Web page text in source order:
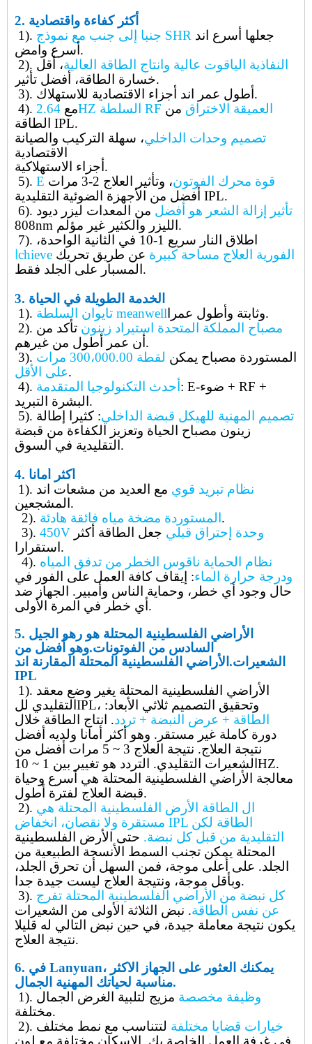
2. أكثر كفاءة واقتصادية
1).
جنبا إلى جنب مع نموذج SHR
أسرع وامض.
2).
النفاذية الياقوت عالية وانتاج الطاقة العالية، أقل
خسارة الطاقة، أفضل تأثير.
3).
أطول عمر اند أجزاء الاقتصادية للاستهلاك.
4).
مع 2.64HZ السلطة RF العميقة الاختراق من
الطاقة IPL.
تصميم وحدات الداخلي، سهلة التركيب والصيانة
أجزاء الاستهلاكية.
5).
E قوة محرك الفوتون
، وتأثير العلاج 2-3 مرات
أفضل من الأجهزة الضوئية التقليدية IPL.
6).
تأثير إزالة الشعر هو أفضل من المعدات ليزر ديود
808nm الليزر والكثير غير مؤلم.
7).
اطلاق النار سريع 1-10 في الثانية الواحدة،
ا
chieve الفورية العلاج مساحة كبيرة عن طريق تحريك
المسبار على الجلد فقط.
3. الخدمة الطويلة في الحياة
1).
تايوان السلطة meanwell
وثابتة وأطول عمرا.
2).
مصباح المملكة المتحدة استيراد زينون تأكد من
أن عمر أطول من غيرهم.
3).
المستوردة مصباح يمكن
لقطة 300،000.00 مرات
على الأقل.
4). أحدث التكنولوجيا المتقدمة: E-ضوء + RF +
البشرة التبريد.
5).
تصميم المهنية للهيكل قبضة الداخلي: كثيرا إطالة
زينون مصباح الحياة وتعزيز الكفاءة من قبضة
التقليدية في السوق.
4. أكثر أمانا
1).
نظام تبريد قوي مع العديد من مشعات اند
المشجعين.
2). المستوردة مضخة مياه فائقة هادئة.
3).
450V وحدة إحتراق قبلي جعل الطاقة أكثر
استقرارا.
4). نظام الحماية ناقوس الخطر من تدفق المياه
ودرجة حرارة الماء: إيقاف كافة العمل على الفور في
حال وجود أي خطر، وحماية الناس وأمبير. الجهاز ضد
أي خطر في المرة الأولى.
5.
الأراضي الفلسطينية المحتلة هو ر هو الجيل
السادس من الفوتونات.وهو أفضل من
الشعيرات. الأراضي الفلسطينية المحتلة المقارنة اند
IPL
1). الأراضي الفلسطينية المحتلة يغير وضع معقد
التقليدي للIPL، وتحقيق التصميم ثلاثي الأبعاد:
الطاقة + عرض النبضة + تردد. انتاج الطاقة خلال
دورة كاملة غير مستقر. وهو أكثر أمانا ولديه أفضل
نتيجة العلاج. نتيجة العلاج 3 ~ 5 مرات أفضل من
الشعيرات التقليدي. التردد هو تغيير بين 1 ~ 10HZ.
معالجة الأراضي الفلسطينية المحتلة هي أسرع وحياة
قبضة العلاج لفترة أطول.
2).
ال الطاقة الأرض الفلسطينية المحتلة هي
مستقرة ولا نقصان، انخفاض IPL الطاقة لكن
التقليدية من قبل كل نبضة. حتى الأرض الفلسطينية
المحتلة يمكن تجنب السمط الأنسجة الطبيعية من
الجلد. على أعلى موجة، فمن السهل أن تحرق الجلد،
وبأقل موجة، ونتيجة العلاج ليست جيدة جدا.
3). كل نبضة من الأراضي الفلسطينية المحتلة تفرج
عن نفس الطاقة. نبض الثلاثة الأولى من الشعيرات
يكون نتيجة معاملة جيدة، في حين نبض التالي له قليلا
نتيجة العلاج.
6. في Lanyuan، يمكنك العثور على الجهاز الأكثر
مناسبة لحياتك المهنية الجمال.
1).
وظيفة مخصصة مزيج لتلبية الغرض الجمال
مختلفة.
2).
خيارات قضايا مختلفة لتتناسب مع نمط مختلف
في غرفة العمل الخاصة بك. الإسكان مختلفة مع لون